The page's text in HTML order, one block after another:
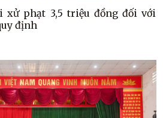
xử phạt 3,5 triệu đồng đối với
định